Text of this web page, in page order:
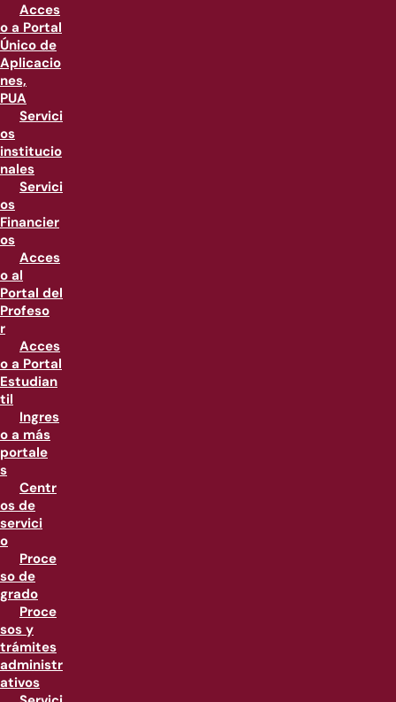
Acces
o a Portal
Único de
Aplicacio
nes,
PUA
Servici
os
institucio
nales
Servici
os
Financier
os
Acces
o al
Portal del
Profeso
r
Acces
o a Portal
Estudian
til
Ingres
o a más
portale
s
Centr
os de
servici
o
Proce
so de
grado
Proce
sos y
trámites
administr
ativos